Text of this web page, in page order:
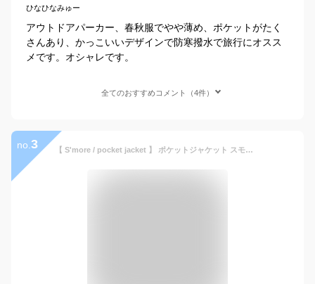
ひなひなみゅー
アウトドアパーカー、春秋服でやや薄め、ポケットがたく
さんあり、かっこいいデザインで防寒撥水で旅行にオスス
メです。オシャレです。
全てのおすすめコメント（4件）
no. 3 【 S'more / pocket jacket 】 ポケットジャケット スモア ジャケット パーカー レディース メンズ ユニセックス アウトドア ウェア ジャケット 防水性 防風 ナチュラル 可愛い おしゃれ フード【三面構造フードで顔まわりまでしっかりカバー】